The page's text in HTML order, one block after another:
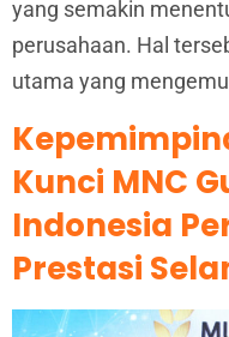
yang semakin
perusahaan. Hal
utama yang
Kunci MNC
Indonesia
Prestasi